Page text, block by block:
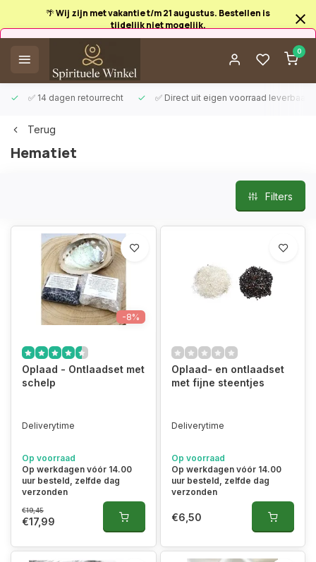
🌴 Wij zijn met vakantie t/m 21 augustus. Bestellen is
tijdelijk niet mogelijk.
0
✅ 14 dagen retourrecht ✅ Direct uit eigen voorraad leverbaar
Afrekenen is uitgeschakeld.
Terug
Hematiet
Filters
-8%
Oplaad - Ontlaadset met
schelp
Deliverytime
Op voorraad
Op werkdagen vóór 14.00
uur besteld, zelfde dag
verzonden
€19,45
€17,99
Oplaad- en ontlaadset
met fijne steentjes
Deliverytime
Op voorraad
Op werkdagen vóór 14.00
uur besteld, zelfde dag
verzonden
€6,50